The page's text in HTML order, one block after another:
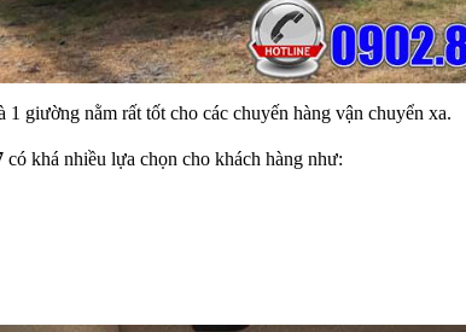
1 giường nằm rất tốt cho các chuyến hàng vận chuyển xa.
có khá nhiều lựa chọn cho khách hàng như: